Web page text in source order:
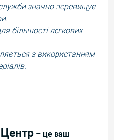
значно перевищує
більшості легкових
з використанням
– це ваш